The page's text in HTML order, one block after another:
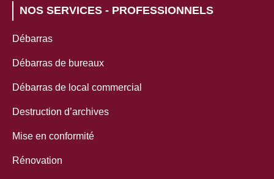
NOS SERVICES - PROFESSIONNELS
Débarras
Débarras de bureaux
Débarras de local commercial
Destruction d’archives
Mise en conformité
Rénovation